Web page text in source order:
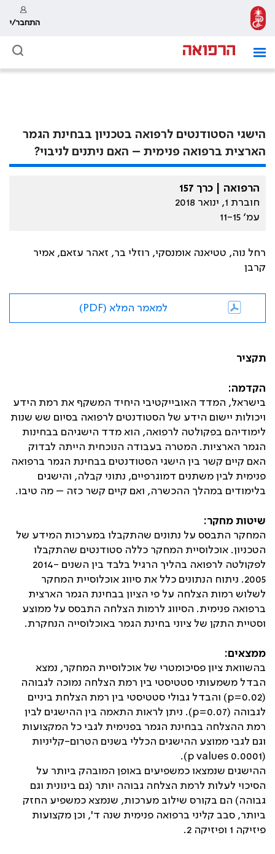
התחבר/י
הישגי הסטודנטים לרפואה בטכניון בבחינת הגמר
הארצית ברפואה פנימית – האם ניתנים לניבוי?
הרפואה | כרך 157
חוברת 1, ינואר 2018
עמ׳ 11-15
רחל נוה, טטיאנה אומנסקי, רוזלי בר, זאהר עזאם, אמיר
קרבן
למאמר המלא (PDF)
תקציר
הקדמה:
בישראל, המדד האובייקטיבי היחיד המשקף את רמת הידע
ויכולות יישום הידע של הסטודנטים לרפואה בסיום שש שנות
לימודיהם בפקולטה לרפואה, הוא מדד הישגיהם בבחינות
הגמר הארציות. המטרה בעבודה הנוכחית הייתה לבדוק
האם קיים קשר בין הישגי הסטודנטים בבחינת הגמר ברפואה
פנימית לבין משתנים דמוגרפיים, נתוני קבלה, והישגים
בלימודים במהלך ההכשרה, ואם קיים קשר כזה – מה טיבו.
שיטות מחקר:
המחקר התבסס על נתונים שהתקבלו במערכות המידע של
הטכניון. אוכלוסיית המחקר כללה סטודנטים שהתקבלו
לפקולטה לרפואה בהליך הרגיל בלבד בין השנים 2014-
2005. ניתוח הנתונים כלל את סיווג אוכלוסיית המחקר
לשלוש רמות הצלחה על פי הציון בבחינת הגמר הארצית
ברפואה פנימית. הסיווג לרמות הצלחה התבסס על ממוצע
וסטיית התקן של ציוני בחינת הגמר באוכלוסייה הנחקרת.
ממצאים:
בהשוואת ציון פסיכומטרי של אוכלוסיית המחקר, נמצא
הבדל משמעותי סטטיסטי בין רמת הצלחה נמוכה לגבוהה
(
p=0.02) והבדל גבולי סטטיסטי בין רמת הצלחת ביניים
לגבוהה (p=0.07
)
. ניתן לראות התאמה בין ההישגים לבין
רמת ההצלחה בבחינת הגמר בפנימית לגבי כל המקצועות
וגם לגבי ממוצע ההישגים הכללי בשנים הטרום-קליניות
(0.0001
p values
).
ההישגים שנמצאו כמשפיעים באופן המובהק ביותר על
הסיכוי לעלות לרמת הצלחה גבוהה יותר (גם בינונית וגם
גבוהה) הם בקורס שילוב מערכות, שנמצא כמשפיע החזק
ביותר, סבב קליני ברפואה פנימית שנה ד', וכן מקצועות
פיזיקה 1 ופיזיקה 2.